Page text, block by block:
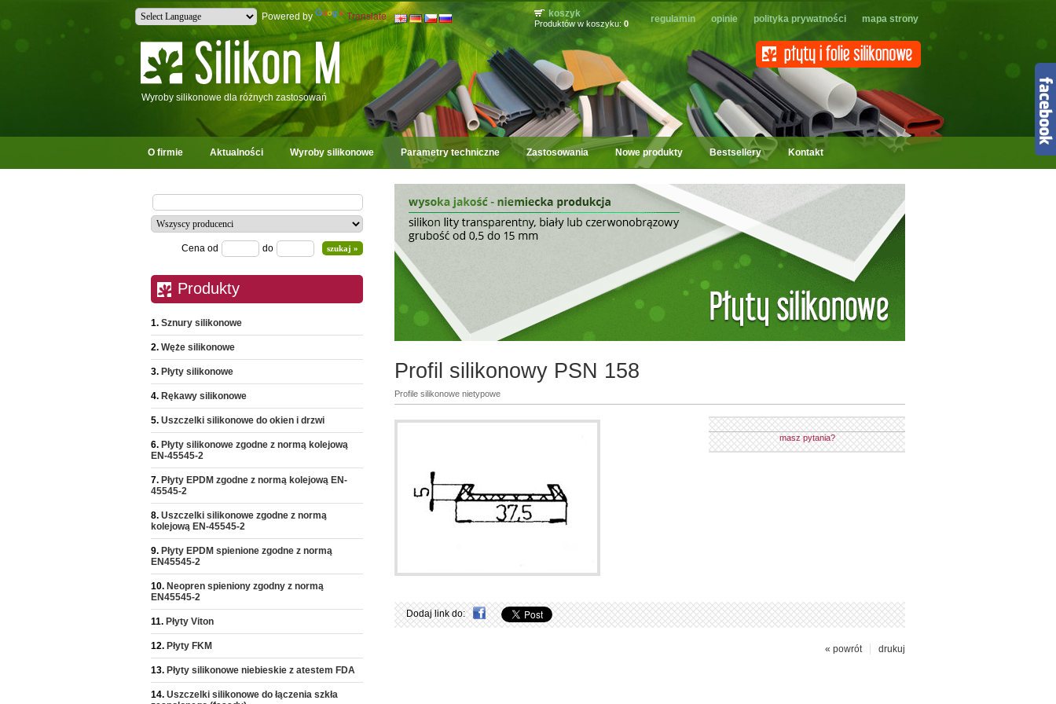
Powered by Translate koszyk
Produktów w koszyku: 0 regulamin opinie polityka prywatności mapa strony
Wyroby silikonowe dla różnych zastosowań
O firmie Aktualności Wyroby silikonowe Parametry techniczne Zastosowania Nowe produkty Bestsellery Kontakt
Cena od do
Produkty
Sznury silikonowe
Węże silikonowe
Płyty silikonowe
Rękawy silikonowe
Uszczelki silikonowe do okien i drzwi
Płyty silikonowe zgodne z normą kolejową
EN-45545-2
Płyty EPDM zgodne z normą kolejową EN-
45545-2
Uszczelki silikonowe zgodne z normą
kolejową EN-45545-2
Płyty EPDM spienione zgodne z normą
EN45545-2
Neopren spieniony zgodny z normą
EN45545-2
Płyty Viton
Płyty FKM
Płyty silikonowe niebieskie z atestem FDA
Uszczelki silikonowe do łączenia szkła
Profil silikonowy PSN 158
Profile silikonowe nietypowe
masz pytania?
Dodaj link do:
drukuj
« powrót